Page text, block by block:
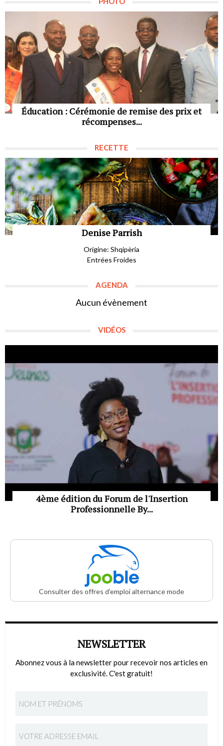
Éducation : Cérémonie de remise des prix et
récompenses...
RECETTE
Denise Parrish
Origine: Shqipëria
Entrées Froides
AGENDA
Aucun évènement
VIDÉOS
4ème édition du Forum de l'Insertion
Professionnelle By...
Consulter des offres d'emploi alternance mode
NEWSLETTER
Abonnez vous à la newsletter pour recevoir nos articles en
exclusivité. C'est gratuit!